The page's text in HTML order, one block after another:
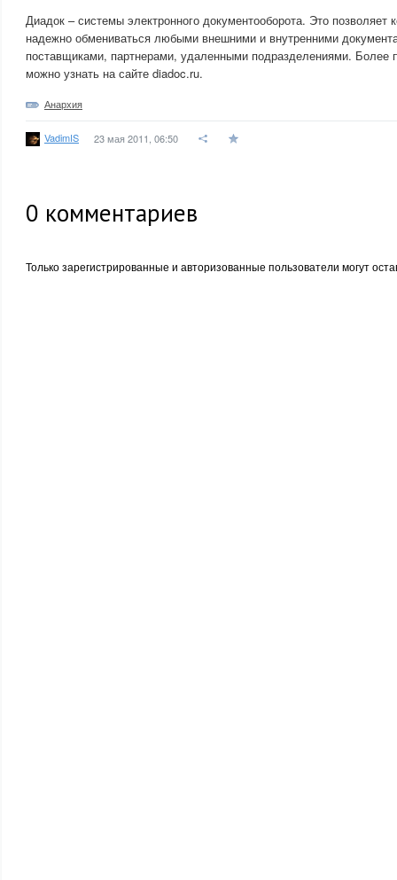
Диадок – системы электронного документооборота. Это позволяет
надежно обмениваться любыми внешними и внутренними
поставщиками, партнерами, удаленными подразделениями.
можно узнать на сайте diadoc.ru.
Анархия
VadimIS 23 мая 2011, 06:50
0 комментариев
Только зарегистрированные и авторизованные пользователи могут